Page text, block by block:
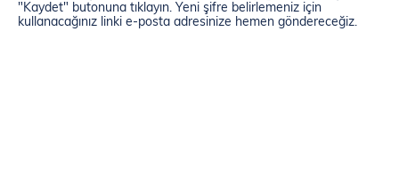
"Kaydet" butonuna tıklayın. Yeni şifre belirlemeniz için
kullanacağınız linki e-posta adresinize hemen göndereceğiz.